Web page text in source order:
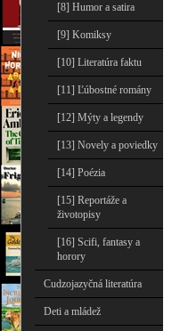
[8] Humor a satira
[9] Komiksy
[10] Literatúra faktu
[11] Ľúbostné romány
[12] Mýty a legendy
[13] Novely a poviedky
[14] Poézia
[15] Reportáže a
životopisy
[16] Scifi, fantasy a
horory
Cudzojazyčná literatúra
Deti a mládež